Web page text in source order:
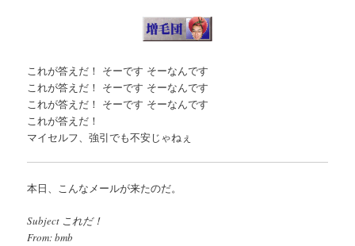
これが答えだ！ そーです そーなんです
これが答えだ！ そーです そーなんです
これが答えだ！ そーです そーなんです
これが答えだ！
マイセルフ、強引でも不安じゃねぇ
本日、こんなメールが来たのだ。
Subject これだ！
From: bmb